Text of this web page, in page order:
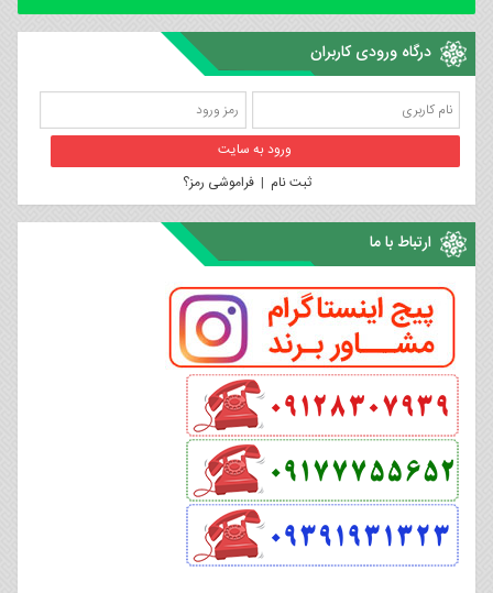
درگاه ورودی کاربران
ثبت نام |فراموشی رمز؟
ارتباط با ما